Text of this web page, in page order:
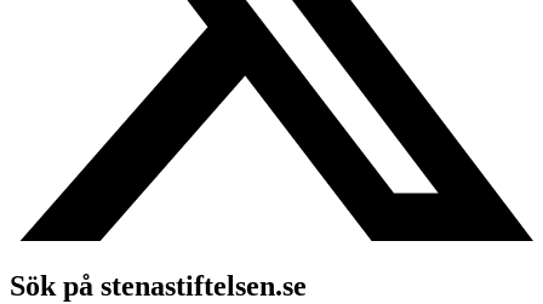
Sök på stenastiftelsen.se